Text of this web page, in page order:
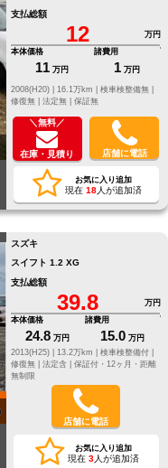
支払総額
12
万円
本体価格
11 万円
諸費用
1 万円
修復無 | 法定無 | 保証無
＼無料／
在庫・見積り 店舗に電話
お気に入り追加
現在 18人が追加済
スズキ
スイフト 1.2 XG
支払総額
39.8
万円
本体価格
24.8 万円
諸費用
15.0 万円
2013(H25) |
13.2万km |
検車検整備付 |
修復無 | 法定含 | 保証付・12ヶ月・距離
無制限
店舗に電話
お気に入り追加
現在 3人が追加済